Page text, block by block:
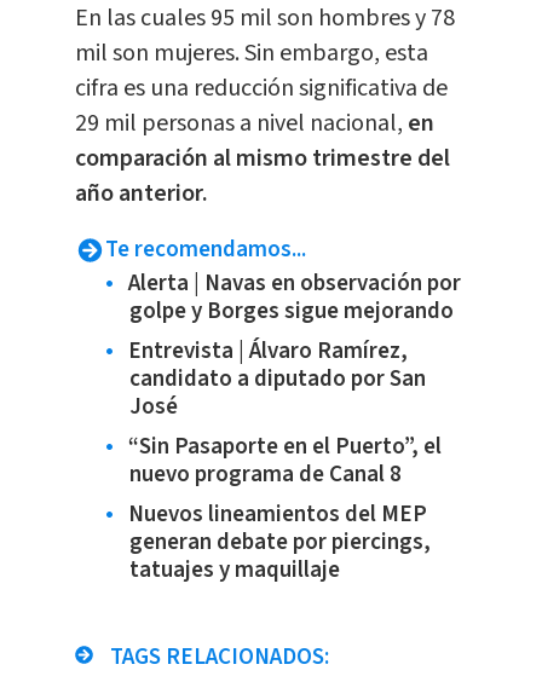
En las cuales 95 mil son hombres y 78
mil son mujeres. Sin embargo, esta
cifra es una reducción significativa de
29 mil personas a nivel nacional, en
comparación al mismo trimestre del
año anterior.
Te recomendamos...
Alerta | Navas en observación por
golpe y Borges sigue mejorando
Entrevista | Álvaro Ramírez,
candidato a diputado por San
José
“Sin Pasaporte en el Puerto”, el
nuevo programa de Canal 8
Nuevos lineamientos del MEP
generan debate por piercings,
tatuajes y maquillaje
TAGS RELACIONADOS: